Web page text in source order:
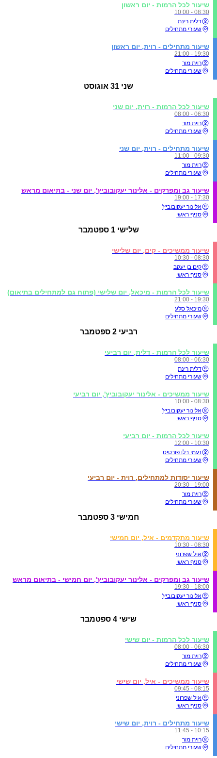
שיעור לכל הרמות - יום ראשון
08:30 - 10:00
דלית רינת
שעורי מתחילים
שיעור מתחילים - רוית, יום ראשון
19:30 - 21:00
רוית מור
שעורי מתחילים
שני 31 אוגוסט
שיעור לכל הרמות - רוית, יום שני
06:30 - 08:00
רוית מור
שעורי מתחילים
שיעור מתחילים - רוית, יום שני
09:30 - 11:00
רוית מור
שעורי מתחילים
שיעור גב ומפרקים - אלינור יעקובוביץ', יום שני - בתיאום מראש
17:30 - 19:00
אלינור יעקובוביץ'
סניף ראשי
שלישי 1 ספטמבר
שיעור ממשיכים - קים, יום שלישי
08:30 - 10:30
קים בן יעקב
סניף ראשי
שיעור לכל הרמות - מיכאל, יום שלישי (פתוח גם למתחילים בתיאום)
19:30 - 21:00
מיכאל סלע
שעורי מתחילים
רביעי 2 ספטמבר
שיעור לכל הרמות - דלית, יום רביעי
06:30 - 08:00
דלית רינת
שעורי מתחילים
שיעור ממשיכים - אלינור יעקובוביץ', יום רביעי
08:30 - 10:00
אלינור יעקובוביץ'
סניף ראשי
שיעור לכל הרמות - יום רביעי
10:30 - 12:00
נעמי בלו פורטיס
שעורי מתחילים
שיעור יסודות למתחילים, רוית - יום רביעי
19:00 - 20:30
רוית מור
שעורי מתחילים
חמישי 3 ספטמבר
שיעור מתקדמים - איל, יום חמישי
08:30 - 10:30
איל שפרוני
סניף ראשי
שיעור גב ומפרקים - אלינור יעקובוביץ', יום חמישי - בתיאום מראש
18:00 - 19:30
אלינור יעקובוביץ'
סניף ראשי
שישי 4 ספטמבר
שיעור לכל הרמות - יום שישי
06:30 - 08:00
רוית מור
שעורי מתחילים
שיעור ממשיכים - איל, יום שישי
08:15 - 09:45
איל שפרוני
סניף ראשי
שיעור מתחילים - רוית, יום שישי
10:15 - 11:45
רוית מור
שעורי מתחילים